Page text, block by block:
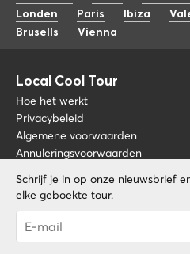
Schrijf je in op onze nieuwsbrief
elke geboekte tour.
Je bent succesvol
Promo code na
Londen
Paris Ibiza
Brusells
Vienna
Local Cool Tour
Hoe het werkt
Privacybeleid
Algemene voorwaarden
Annuleringsvoorwaarden
Blog
Over nos
FAQ
Word een gids